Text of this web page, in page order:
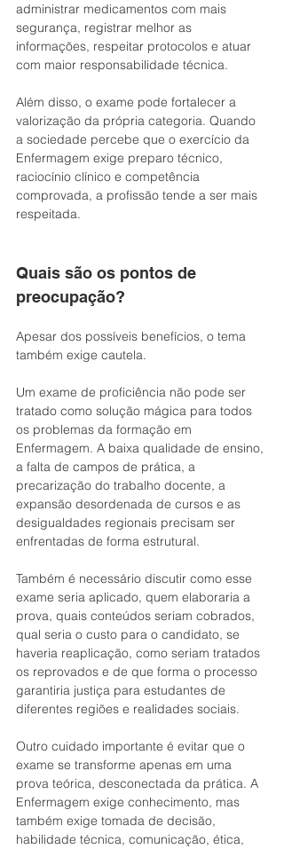
administrar medicamentos com mais
segurança, registrar melhor as
informações, respeitar protocolos e atuar
com maior responsabilidade técnica.
Além disso, o exame pode fortalecer a
valorização da própria categoria. Quando
a sociedade percebe que o exercício da
Enfermagem exige preparo técnico,
raciocínio clínico e competência
comprovada, a profissão tende a ser mais
respeitada.
Quais são os pontos de
preocupação?
Apesar dos possíveis benefícios, o tema
também exige cautela.
Um exame de proficiência não pode ser
tratado como solução mágica para todos
os problemas da formação em
Enfermagem. A baixa qualidade de ensino,
a falta de campos de prática, a
precarização do trabalho docente, a
expansão desordenada de cursos e as
desigualdades regionais precisam ser
enfrentadas de forma estrutural.
Também é necessário discutir como esse
exame seria aplicado, quem elaboraria a
prova, quais conteúdos seriam cobrados,
qual seria o custo para o candidato, se
haveria reaplicação, como seriam tratados
os reprovados e de que forma o processo
garantiria justiça para estudantes de
diferentes regiões e realidades sociais.
Outro cuidado importante é evitar que o
exame se transforme apenas em uma
prova teórica, desconectada da prática. A
Enfermagem exige conhecimento, mas
também exige tomada de decisão,
habilidade técnica, comunicação, ética,